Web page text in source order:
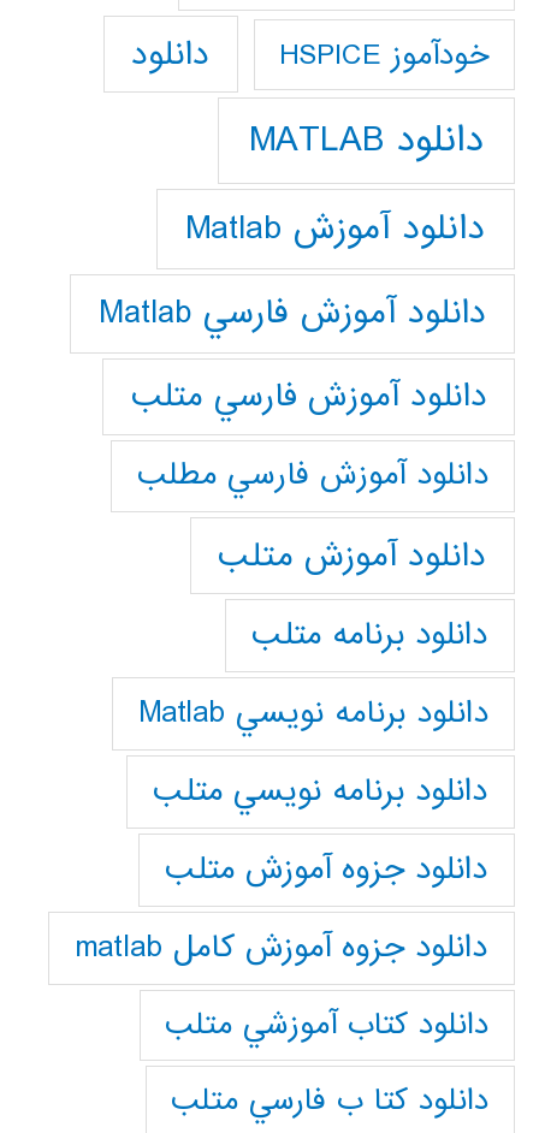
خودآموز HSPICE دانلود
دانلود MATLAB
دانلود آموزش Matlab
دانلود آموزش فارسي Matlab
دانلود آموزش فارسي متلب
دانلود آموزش فارسي مطلب
دانلود آموزش متلب
دانلود برنامه متلب
دانلود برنامه نويسي Matlab
دانلود برنامه نويسي متلب
دانلود جزوه آموزش متلب
دانلود جزوه آموزش کامل matlab
دانلود كتاب آموزشي متلب
دانلود كتا ب فارسي متلب